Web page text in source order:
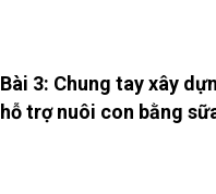
Bài 3: Chung tay xây
hỗ trợ nuôi con bằng